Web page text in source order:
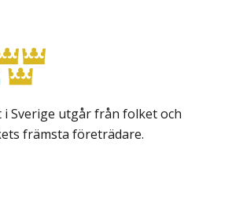
Sverige utgår från folket och
främsta företrädare.